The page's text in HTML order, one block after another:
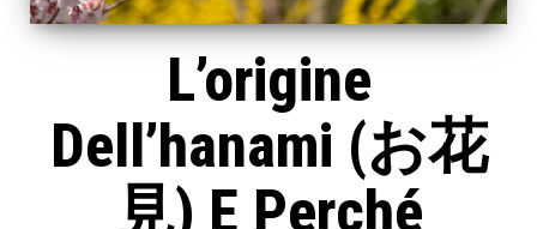
L’origine
Dell’hanami (お花
見) E Perché